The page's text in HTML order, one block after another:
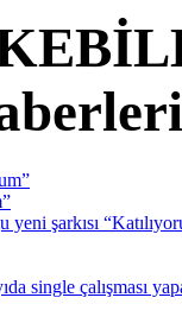
şarkısı
single çalışması